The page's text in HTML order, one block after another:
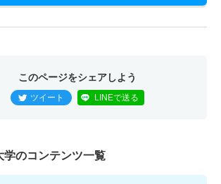
このページをシェアしよう
ツイート LINEで送る
学のコンテンツ一覧